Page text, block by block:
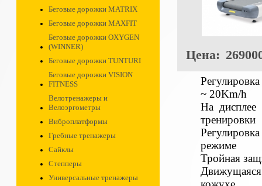
Беговые дорожки MATRIX
Беговые дорожки MAXFIT
Беговые дорожки OXYGEN
(WINNER)
Беговые дорожки TUNTURI
Беговые дорожки VISION
FITNESS
Велотренажеры и
Велоэргометры
Виброплатформы
Гребные тренажеры
Сайклы
Степперы
Универсальные тренажеры
Цена:
~ 20Km/h
На дисплее
тренировки
режиме
Тройная